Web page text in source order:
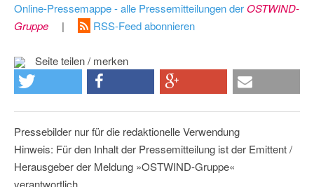
Online-Pressemappe - alle Pressemitteilungen derOSTWIND-
Gruppe
| RSS-Feed abonnieren
Seite teilen / merken
Pressebilder nur für die redaktionelle Verwendung
Hinweis: Für den Inhalt der Pressemitteilung ist der Emittent /
Herausgeber der Meldung »OSTWIND-Gruppe«